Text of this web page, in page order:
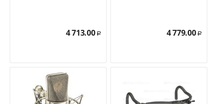
4 713.00 Р 4 779.00 Р